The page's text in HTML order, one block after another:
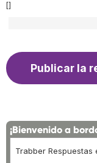
[]
¡Bienvenido a
Trabber Respuestas